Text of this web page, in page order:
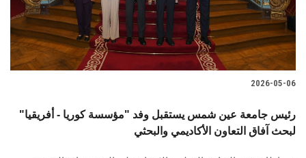
2026-05-06
رئيس جامعة عين شمس يستقبل وفد "مؤسسة كوريا - أفريقيا"
لبحث آفاق التعاون الأكاديمي والبحثي